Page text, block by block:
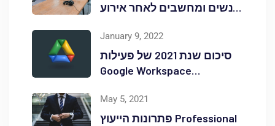
אנשים ומחשבים לאחר אירוע
January 9, 2022
סיכום שנת 2021 של פעילות
Google Workspace
May 5, 2021
פתרונות הייעוץ Professional